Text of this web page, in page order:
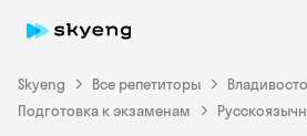
Skyeng Все репетиторы
Подготовка к экзаменам